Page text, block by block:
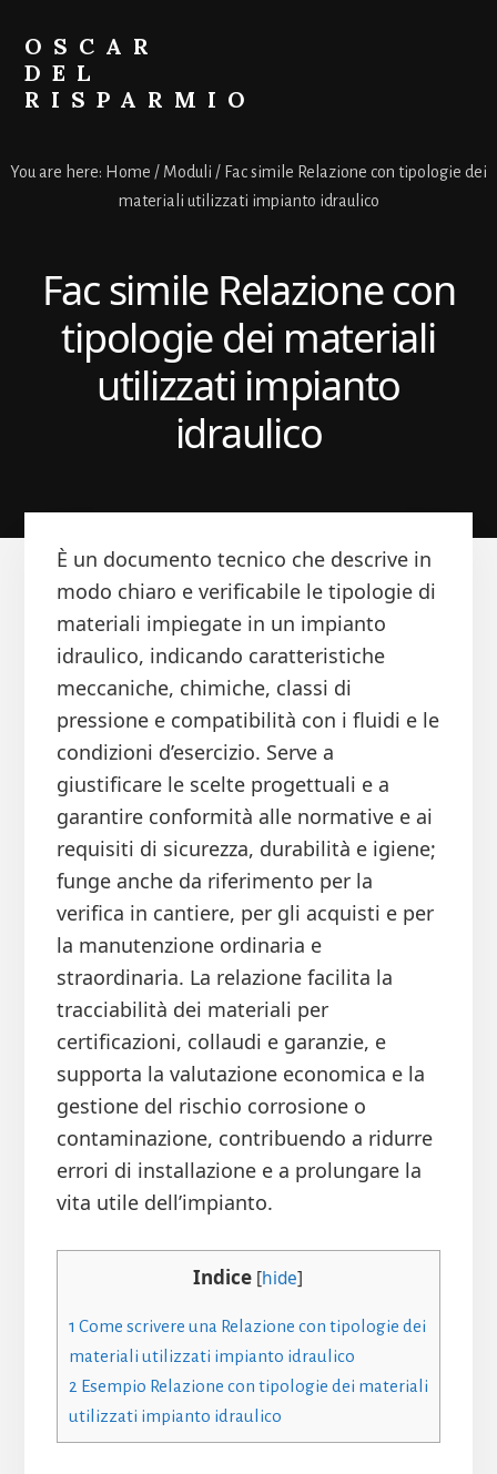
primary
sidebar
content
OSCAR
DEL
RISPARMIO
You are here: Home / Moduli / Fac simile Relazione con tipologie dei
materiali utilizzati impianto idraulico
Fac simile Relazione con
tipologie dei materiali
utilizzati impianto
idraulico
È un documento tecnico che descrive in
modo chiaro e verificabile le tipologie di
materiali impiegate in un impianto
idraulico, indicando caratteristiche
meccaniche, chimiche, classi di
pressione e compatibilità con i fluidi e le
condizioni d’esercizio. Serve a
giustificare le scelte progettuali e a
garantire conformità alle normative e ai
requisiti di sicurezza, durabilità e igiene;
funge anche da riferimento per la
verifica in cantiere, per gli acquisti e per
la manutenzione ordinaria e
straordinaria. La relazione facilita la
tracciabilità dei materiali per
certificazioni, collaudi e garanzie, e
supporta la valutazione economica e la
gestione del rischio corrosione o
contaminazione, contribuendo a ridurre
errori di installazione e a prolungare la
vita utile dell’impianto.
Indice [hide]
1 Come scrivere una Relazione con tipologie dei
materiali utilizzati impianto idraulico
2 Esempio Relazione con tipologie dei materiali
utilizzati impianto idraulico